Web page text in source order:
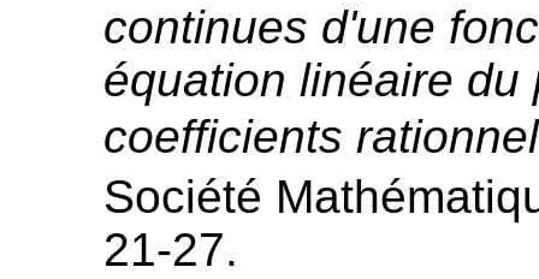
continues d'une
équation linéaire du
coefficients
Société
21-27.